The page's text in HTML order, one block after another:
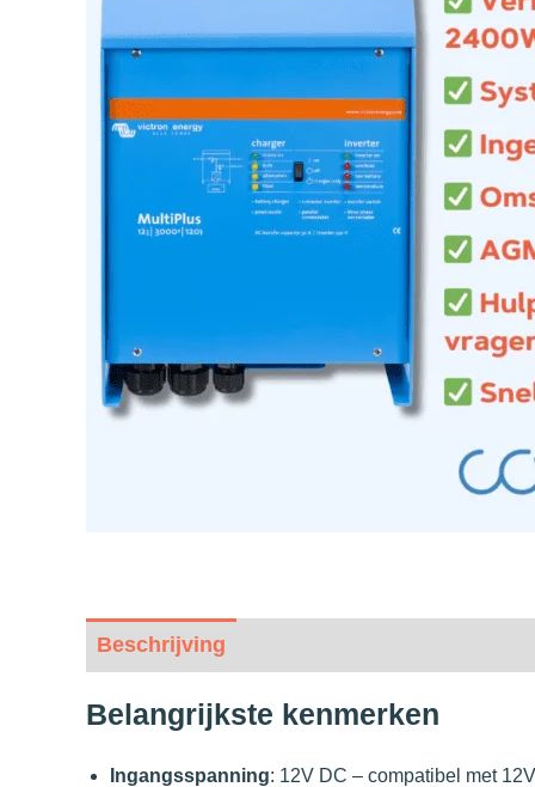
Beschrijving
Belangrijkste kenmerken
Ingangsspanning: 12V DC – compatibel met